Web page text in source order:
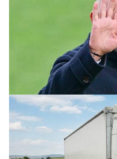
TFF’de sürpriz karar!
25.07.2026 09:08